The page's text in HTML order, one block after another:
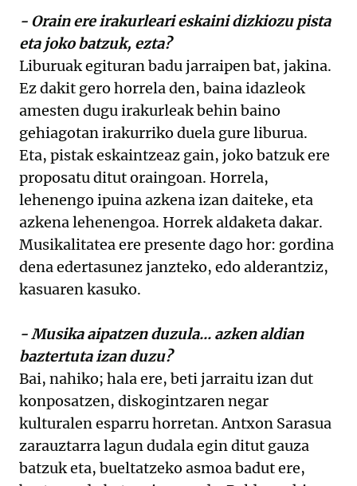
- Orain ere irakurleari eskaini dizkiozu pista
eta joko batzuk, ezta?
Liburuak egituran badu jarraipen bat, jakina.
Ez dakit gero horrela den, baina idazleok
amesten dugu irakurleak behin baino
gehiagotan irakurriko duela gure liburua.
Eta, pistak eskaintzeaz gain, joko batzuk ere
proposatu ditut oraingoan. Horrela,
lehenengo ipuina azkena izan daiteke, eta
azkena lehenengoa. Horrek aldaketa dakar.
Musikalitatea ere presente dago hor: gordina
dena edertasunez janzteko, edo alderantziz,
kasuaren kasuko.
- Musika aipatzen duzula... azken aldian
baztertuta izan duzu?
Bai, nahiko; hala ere, beti jarraitu izan dut
konposatzen, diskogintzaren negar
kulturalen esparru horretan. Antxon Sarasua
zarauztarra lagun dudala egin ditut gauza
batzuk eta, bueltatzeko asmoa badut ere,